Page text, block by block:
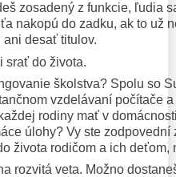
zosadený z funkcie, ľudia
nakopú do zadku, ak to už
desať titulov.
srať do života.
školstva? Spolu so
vzdelávaní počítače
rodiny mať v
úlohy? Vy ste
života rodičom a ich deťom,
rozvitá veta. Možno